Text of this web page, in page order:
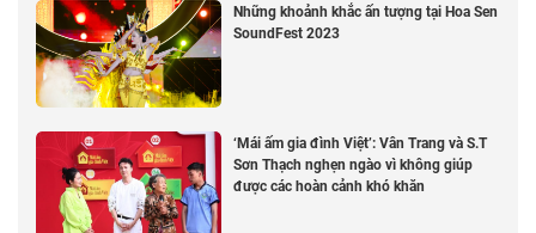
Những khoảnh khắc ấn tượng tại Hoa Sen
SoundFest 2023
‘Mái ấm gia đình Việt’: Vân Trang và S.T
Sơn Thạch nghẹn ngào vì không giúp
được các hoàn cảnh khó khăn